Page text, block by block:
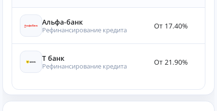
Альфа-банк
Рефинансирование кредита От 17.40%
Т банк
Рефинансирование кредита От 21.90%